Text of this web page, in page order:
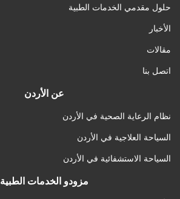
حلول مقدمي الخدمات الطبية
الأخبار
مقالات
اتصل بنا
عن الأردن
نظام الرعاية الصحية في الأردن
السياحة العلاجية في الأردن
السياحة الاستشفائية في الأردن
مزودو الخدمات الطبية